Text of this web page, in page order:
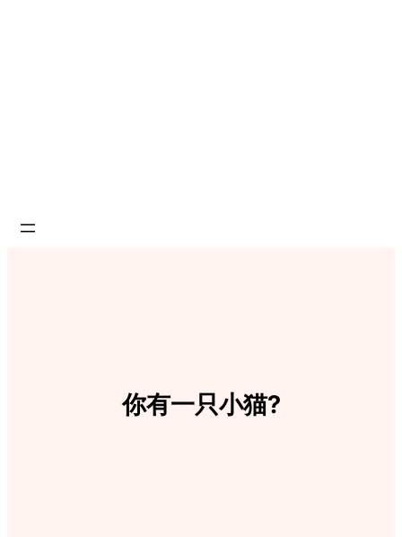
你有一只小猫?